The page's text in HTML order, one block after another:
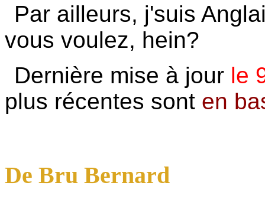
Par ailleurs, j'suis
vous voulez, hein?
Dernière mise à jour le
plus récentes sont en
De Bru Bernard